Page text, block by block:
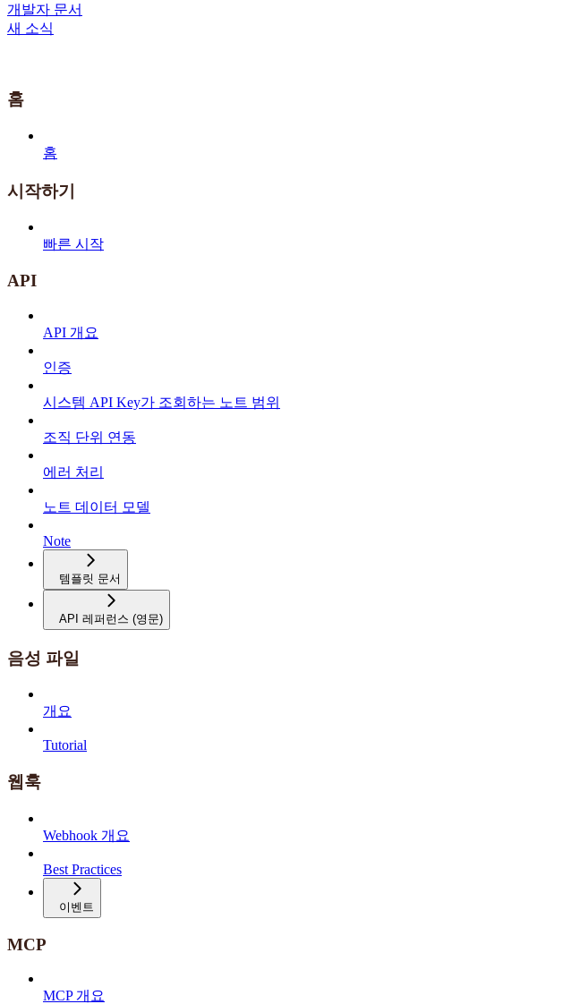
개발자 문서
새 소식
홈
홈
시작하기
빠른 시작
API
API 개요
인증
시스템 API Key가 조회하는 노트 범위
조직 단위 연동
에러 처리
노트 데이터 모델
Note
템플릿 문서
API 레퍼런스 (영문)
음성 파일
개요
Tutorial
웹훅
Webhook 개요
Best Practices
이벤트
MCP
MCP 개요